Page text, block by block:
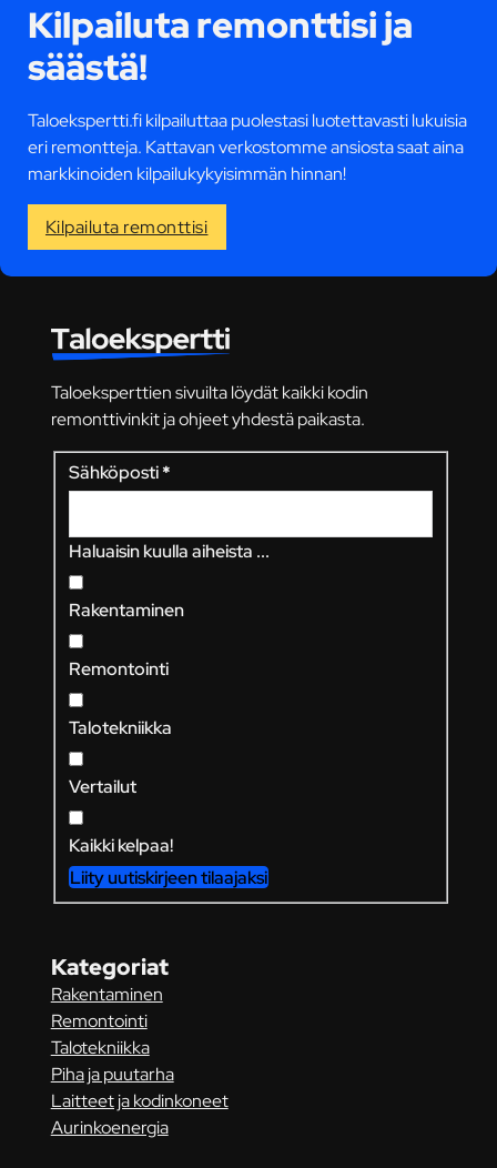
Kilpailuta remonttisi ja
säästä!
Taloekspertti.fi kilpailuttaa puolestasi luotettavasti lukuisia
eri remontteja. Kattavan verkostomme ansiosta saat aina
markkinoiden kilpailukykyisimmän hinnan!
Kilpailuta remonttisi
Taloeksperttien sivuilta löydät kaikki kodin
remonttivinkit ja ohjeet yhdestä paikasta.
Sähköposti*
Haluaisin kuulla aiheista ...
Rakentaminen
Remontointi
Talotekniikka
Vertailut
Kaikki kelpaa!
Liity uutiskirjeen tilaajaksi
Kategoriat
Rakentaminen
Remontointi
Talotekniikka
Piha ja puutarha
Laitteet ja kodinkoneet
Aurinkoenergia